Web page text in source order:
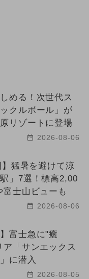
める！次世代ス
クルボール」が
リゾートに登場
2026-08-06
】猛暑を避けて涼
」7選！標高2,00
富士山ビューも
2026-08-06
富士急に"癒
ア「サンエックス
に潜入
2026-08-05